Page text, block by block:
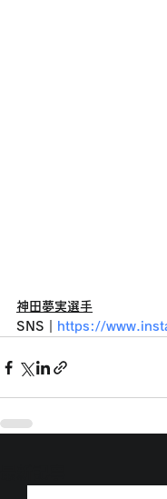
神田夢実選手
SNS｜
https://